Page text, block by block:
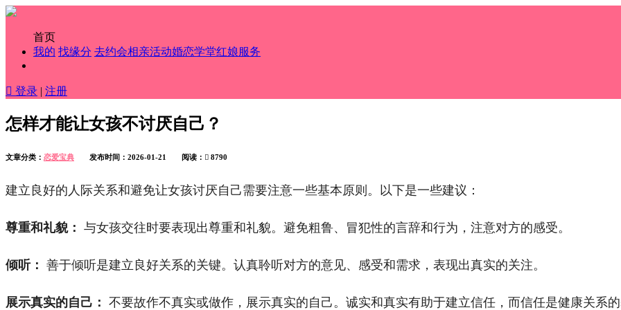
首页
我的 找缘分 去约会相亲活动婚恋学堂红娘服务
 登录 | 注册
怎样才能让女孩不讨厌自己？
文章分类： 恋爱宝典 发布时间：2026-01-21 阅读：  8790
建立良好的人际关系和避免让女孩讨厌自己需要注意一些基本原则。以下是一些建议：
尊重和礼貌： 与女孩交往时要表现出尊重和礼貌。避免粗鲁、冒犯性的言辞和行为，注意对方的感受。
倾听： 善于倾听是建立良好关系的关键。认真聆听对方的意见、感受和需求，表现出真实的关注。
展示真实的自己： 不要故作不真实或做作，展示真实的自己。诚实和真实有助于建立信任，而信任是健康关系